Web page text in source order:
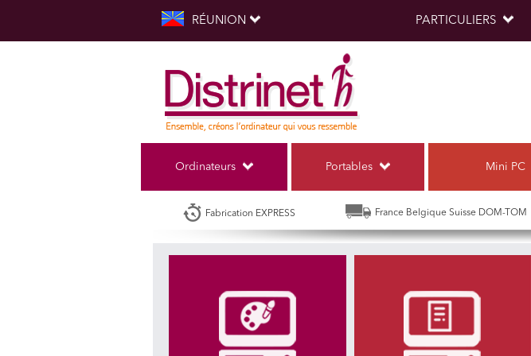
RÉUNION PARTICULIERS
Ordinateurs Portables Mini PC
Fabrication EXPRESS France Belgique Suisse DOM-TOM